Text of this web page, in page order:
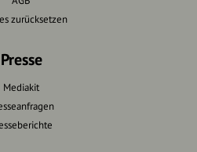
zurücksetzen
Presse
Mediakit